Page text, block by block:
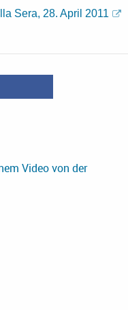
Sera, 28. April 2011
Video von der